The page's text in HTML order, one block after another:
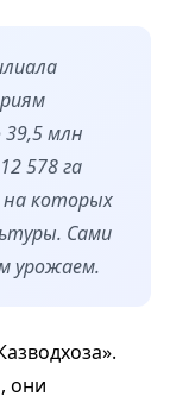
млн
578 га
на которых
Сами
урожаем.
они